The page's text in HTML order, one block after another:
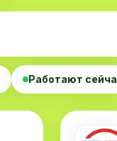
Работают